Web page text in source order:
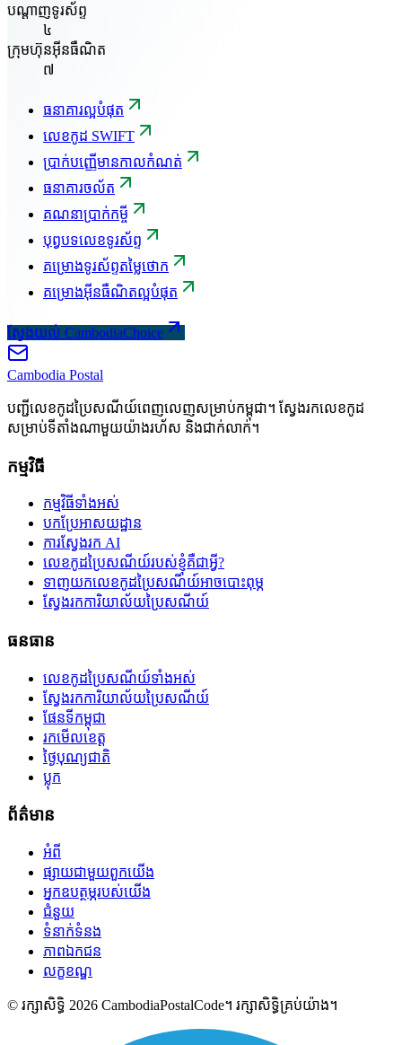
បណ្តាញទូរស័ព្ទ
៤
ក្រុមហ៊ុនអ៊ីនធឺណិត
៧
ធនាគារល្អបំផុត
លេខកូដ SWIFT
ប្រាក់បញ្ញើមានកាលកំណត់
ធនាគារចល័ត
គណនាប្រាក់កម្ចី
បុព្វបទលេខទូរស័ព្ទ
គម្រោងទូរស័ព្ទតម្លៃថោក
គម្រោងអ៊ីនធឺណិតល្អបំផុត
ស្វែងយល់ CambodiaChoice
Cambodia Postal
បញ្ជីលេខកូដប្រៃសណីយ៍ពេញលេញសម្រាប់កម្ពុជា។ ស្វែងរកលេខកូដ
សម្រាប់ទីតាំងណាមួយយ៉ាងរហ័ស និងជាក់លាក់។
កម្មវិធី
កម្មវិធីទាំងអស់
បកប្រែអាសយដ្ឋាន
ការស្វែងរក AI
លេខកូដប្រៃសណីយ៍របស់ខ្ញុំគឺជាអ្វី?
ទាញយកលេខកូដប្រៃសណីយ៍អាចបោះពុម្ភ
ស្វែងរកការិយាល័យប្រៃសណីយ៍
ធនធាន
លេខកូដប្រៃសណីយ៍ទាំងអស់
ស្វែងរកការិយាល័យប្រៃសណីយ៍
ផែនទីកម្ពុជា
រកមើលខេត្ត
ថ្ងៃបុណ្យជាតិ
ប្លុក
ព័ត៌មាន
អំពី
ផ្សាយជាមួយពួកយើង
អ្នកឧបត្ថម្ភរបស់យើង
ជំនួយ
ទំនាក់ទំនង
ភាពឯកជន
លក្ខខណ្ឌ
© រក្សាសិទ្ធិ 2026 CambodiaPostalCode។ រក្សាសិទ្ធិគ្រប់យ៉ាង។